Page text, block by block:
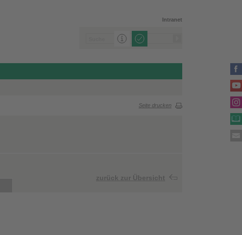
Intranet
Seite drucken
zurück zur Übersicht